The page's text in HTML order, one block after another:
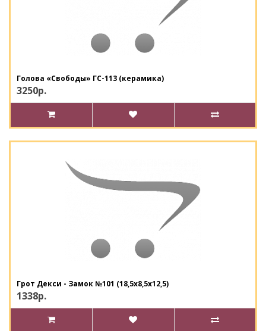
Голова «Свободы» ГС-113 (керамика)
3250р.
Грот Декси - Замок №101 (18,5х8,5х12,5)
1338р.